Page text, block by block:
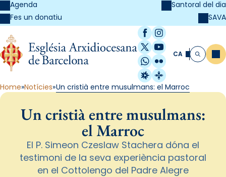
Agenda
Fes un donatiu
Santoral del dia
SAVA
Facebook
Instagram
X / Twitter
YouTube
WhatsApp
Flickr
Radio Estel
Catalunya
CA Cerca
Home Notícies Un cristià entre musulmans: el Marroc
Un cristià entre musulmans:
el Marroc
El P. Simeon Czeslaw Stachera dóna el
testimoni de la seva experiència pastoral
en el Cottolengo del Padre Alegre